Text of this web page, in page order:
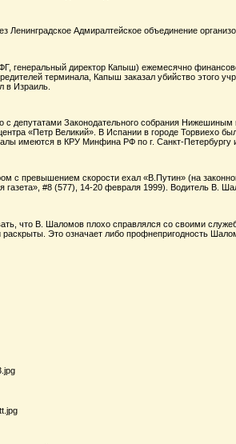
Адмиралтейское объединение
генеральный директор Капыш) ежемесячно
терминала, Капыш заказал убийство этого
в Израиль.
депутатами Законодательного собрания
«Петр Великий». В Испании в городе Торвиехо
имеются в КРУ Минфина РФ по г. Санкт-Петербургу
с превышением скорости ехал «В.Путин» (на
газета», #8 (577), 14-20 февраля 1999). Водитель В.
что В. Шаломов плохо справлялся со своими
Это означает либо профнепригодность